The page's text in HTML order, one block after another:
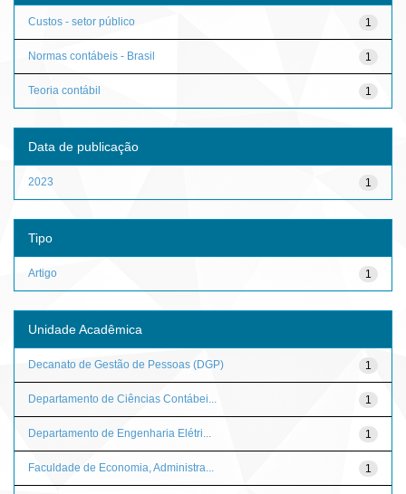
1
Custos - setor público
1
Normas contábeis - Brasil
1
Teoria contábil
Data de publicação
1
2023
Tipo
1
Artigo
Unidade Acadêmica
1
Decanato de Gestão de Pessoas (DGP)
1
Departamento de Ciências Contábei...
1
Departamento de Engenharia Elétri...
1
Faculdade de Economia, Administra...